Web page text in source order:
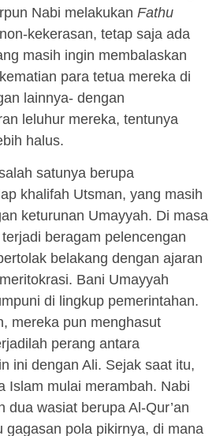
Nabi melakukan Fathu
kekerasan, tetap saja ada
masih ingin membalaskan
para tetua mereka di
lainnya- dengan
leluhur mereka, tentunya
halus.
satunya berupa
khalifah Utsman, yang masih
keturunan Umayyah. Di masa
beragam pelencengan
belakang dengan ajaran
Bani Umayyah
di lingkup pemerintahan.
mereka pun menghasut
perang antara
ini dengan Ali. Sejak saat itu,
Islam mulai merambah. Nabi
dua wasiat berupa Al-Qur’an
gagasan pola pikirnya, di mana